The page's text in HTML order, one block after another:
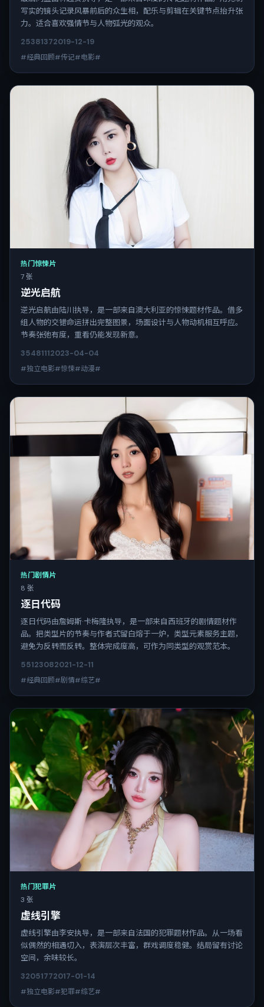
写实的镜头记录风暴前后的众生相，配乐与剪辑在关键节点抬升张
力。适合喜欢强情节与人物弧光的观众。
25381372019-12-19
#经典回顾#传记#电影#
热门惊悚片
7 张
逆光启航
逆光启航由陆川执导，是一部来自澳大利亚的惊悚题材作品。借多
组人物的交错命运拼出完整图景，场面设计与人物动机相互呼应。
节奏张弛有度，重看仍能发现新意。
35481112023-04-04
#独立电影#惊悚#动漫#
热门剧情片
8 张
逐日代码
逐日代码由詹姆斯·卡梅隆执导，是一部来自西班牙的剧情题材作
品。把类型片的节奏与作者式留白熔于一炉，类型元素服务主题，
避免为反转而反转。整体完成度高，可作为同类型的观赏范本。
55123082021-12-11
#经典回顾#剧情#综艺#
热门犯罪片
3 张
虚线引擎
虚线引擎由李安执导，是一部来自法国的犯罪题材作品。从一场看
似偶然的相遇切入，表演层次丰富，群戏调度稳健。结局留有讨论
空间，余味较长。
32051772017-01-14
#独立电影#犯罪#综艺#